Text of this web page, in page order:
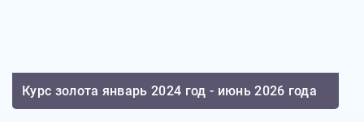
Курс золота январь 2024 год - июнь 2026 года